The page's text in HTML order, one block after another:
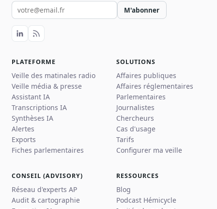
Votre email pour la newsletter
M'abonner
PLATEFORME
Veille des matinales radio
Veille média & presse
Assistant IA
Transcriptions IA
Synthèses IA
Alertes
Exports
Fiches parlementaires
SOLUTIONS
Affaires publiques
Affaires réglementaires
Parlementaires
Journalistes
Chercheurs
Cas d'usage
Tarifs
Configurer ma veille
CONSEIL (ADVISORY)
Réseau d'experts AP
Audit & cartographie
RESSOURCES
Blog
Podcast Hémicycle